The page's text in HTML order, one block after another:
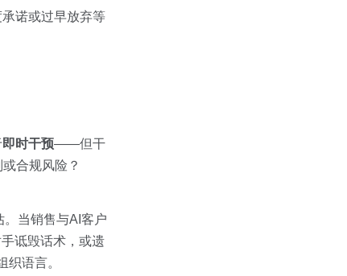
诺或过早放弃等
即时干预——但干
合规风险？
当销售与AI客户
诋毁话术，或遗
语言。